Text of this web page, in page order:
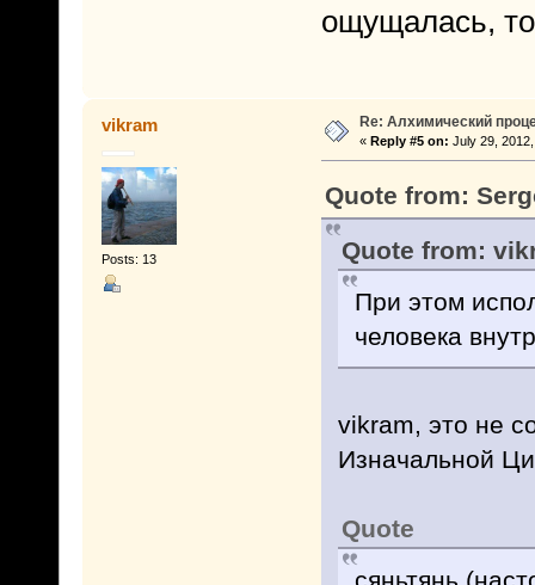
ощущалась,
vikram
Posts: 13
Re: Алхимический
« Reply #5 on: July 29,
Quote from:
Quote from:
При этом
человека
vikram, это не
Изначальной
Quote